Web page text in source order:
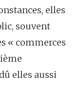
elles
souvent
« commerces
elles aussi